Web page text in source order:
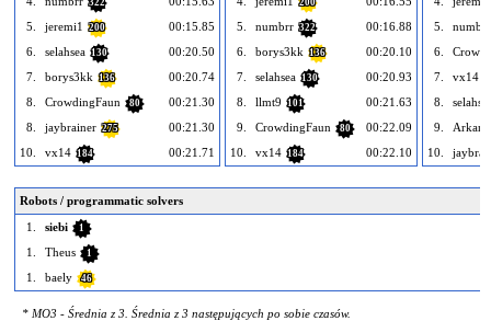
5.
jeremi1 200
00:15.85
6.
selahsea 130
00:20.50
7.
borys3kk 136
00:20.74
8.
CrowdingFaun 80
00:21.30
8.
jaybrainer 275
00:21.30
10.
vx14 184 00:21.71
5.
numbrr 322
00:16.88
6.
borys3kk 136
00:20.10
7.
selahsea 130
00:20.93
8.
llmt9 101
00:21.63
9.
CrowdingFaun 80
00:22.09
10.
vx14 184 00:22.10
5.
numbrr
6.
7.
vx14
8.
9.
Arkan
10.
Robots / programmatic solvers
1.
siebi 1
1. Theus 1
1. baely 46
* MO3 - Średnia z 3. Średnia z 3 następujących po sobie czasów.